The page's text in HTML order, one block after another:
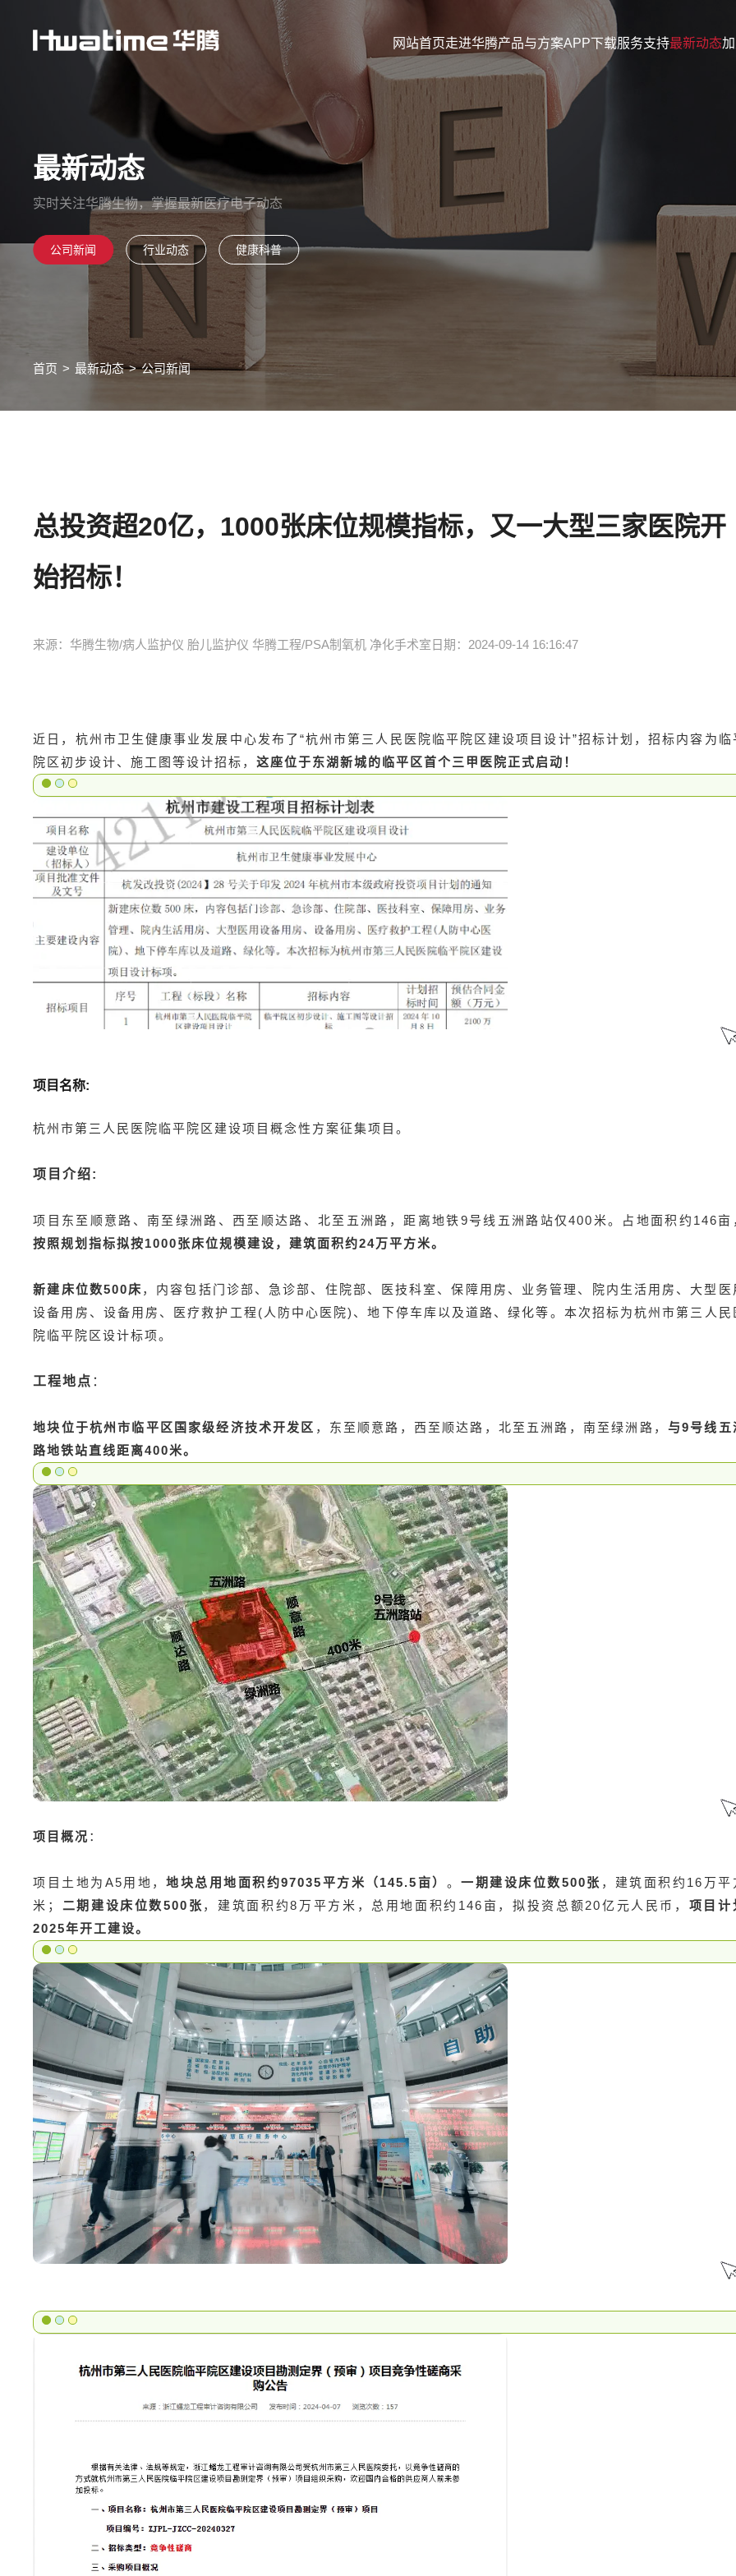
网站首页走进华腾产品与方案APP下载服务支持最新动态
最新动态
实时关注华腾生物，掌握最新医疗电子动态
公司新闻 行业动态 健康科普
首页 > 最新动态 > 公司新闻
总投资超20亿，1000张床位规模指标，又一大型三家医院开
始招标！
来源：华腾生物/病人监护仪 胎儿监护仪 华腾工程/PSA制氧机 净化手术室 日期：2024-09-14 16:16:47
近日，杭州市卫生健康事业发展中心发布了“杭州市第三人民医院临平院区建设项目设计”招标计划，招标内容为临
院区初步设计、施工图等设计招标，这座位于东湖新城的临平区首个三甲医院正式启动！
项目名称:
杭州市第三人民医院临平院区建设项目概念性方案征集项目。
项目介绍:
项目东至顺意路、南至绿洲路、西至顺达路、北至五洲路，距离地铁9号线五洲路站仅400米。占地面积约146亩
按照规划指标拟按1000张床位规模建设，建筑面积约24万平方米。
新建床位数500床 ，内容包括门诊部、急诊部、住院部、医技科室、保障用房、业务管理、院内生活用房、大型医
设备用房、设备用房、医疗救护工程(人防中心医院)、地下停车库以及道路、绿化等。本次招标为杭州市第三人民
院临平院区设计标项。
工程地点 ：
地块位于杭州市临平区国家级经济技术开发区 ，东至顺意路，西至顺达路，北至五洲路，南至绿洲路， 与9号线五
路地铁站直线距离400米。
项目概况 ：
项目土地为A5用地，地块总用地面积约97035平方米（145.5亩） 。一期建设床位数500张 ，建筑面积约16万平
米；
二期建设床位数500张 ，建筑面积约8万平方米，总用地面积约146亩，拟投资总额20亿元人民币， 项目计
2025年开工建设。